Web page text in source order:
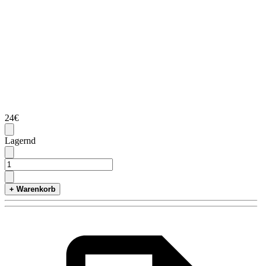
24€
Lagernd
+ Warenkorb